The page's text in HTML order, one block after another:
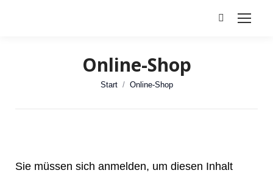
Search:
Online-Shop
Sie befinden sich hier:
Start Online-Shop
Sie müssen sich anmelden, um diesen Inhalt